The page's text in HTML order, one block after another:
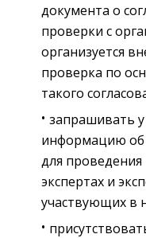
документа о
проверки с
организуется
проверка по
такого
запрашивать
информацию об
для
экспертах и
участвующих в